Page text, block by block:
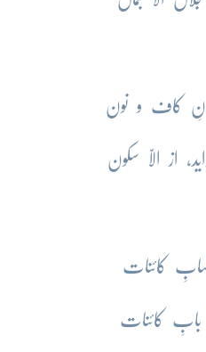
کاف و نون
از الّا سکون
کائنات
بابِ کائنات